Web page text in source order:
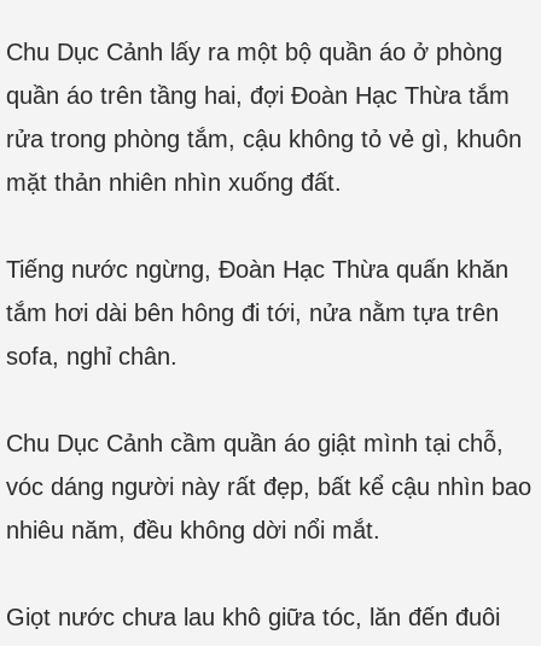
Chu Dục Cảnh lấy ra một bộ quần áo ở phòng
quần áo trên tầng hai, đợi Đoàn Hạc Thừa tắm
rửa trong phòng tắm, cậu không tỏ vẻ gì, khuôn
mặt thản nhiên nhìn xuống đất.
Tiếng nước ngừng, Đoàn Hạc Thừa quấn khăn
tắm hơi dài bên hông đi tới, nửa nằm tựa trên
sofa, nghỉ chân.
Chu Dục Cảnh cầm quần áo giật mình tại chỗ,
vóc dáng người này rất đẹp, bất kể cậu nhìn bao
nhiêu năm, đều không dời nổi mắt.
Giọt nước chưa lau khô giữa tóc, lăn đến đuôi